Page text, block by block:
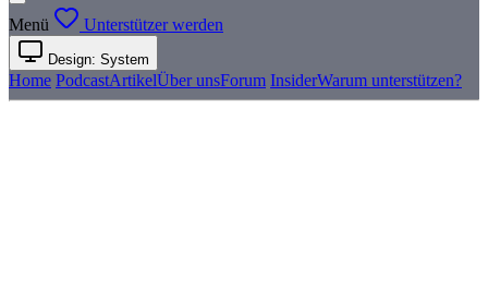
Menü Unterstützer werden
Design: System
Home PodcastArtikelÜber unsForum InsiderWarum unterstützen?